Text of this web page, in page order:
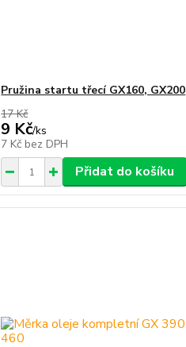
Pružina startu třecí GX160, GX200
17 Kč
9 Kč/ks
7 Kč bez DPH
Přidat do košíku